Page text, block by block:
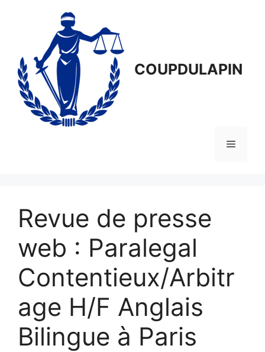
COUPDULAPIN
Menu
Revue de presse
web : Paralegal
Contentieux/Arbitr
age H/F Anglais
Bilingue à Paris